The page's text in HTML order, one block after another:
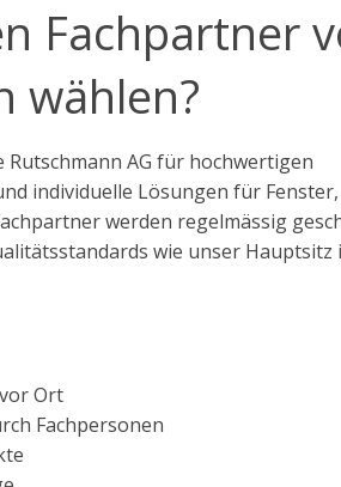
Fachpartner
wählen?
Rutschmann AG für hochwertigen
individuelle Lösungen für
werden regelmässig
wie unser Hauptsitz
Ort
Fachpersonen